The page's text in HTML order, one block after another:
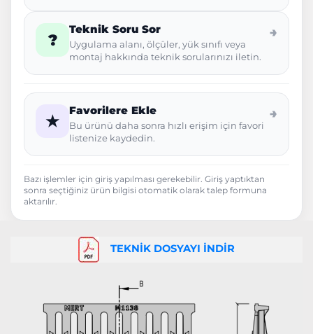
?
Teknik Soru Sor
Uygulama alanı, ölçüler, yük sınıfı veya
montaj hakkında teknik sorularınızı iletin.
→
★
Favorilere Ekle
Bu ürünü daha sonra hızlı erişim için favori
listenize kaydedin.
→
Bazı işlemler için giriş yapılması gerekebilir. Giriş yaptıktan
sonra seçtiğiniz ürün bilgisi otomatik olarak talep formuna
aktarılır.
TEKNİK DOSYAYI İNDİR